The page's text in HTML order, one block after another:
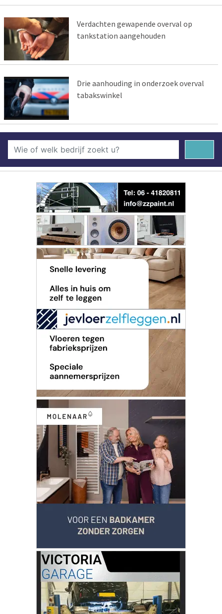
Verdachten gewapende overval op
tankstation aangehouden
Drie aanhouding in onderzoek overval
tabakswinkel